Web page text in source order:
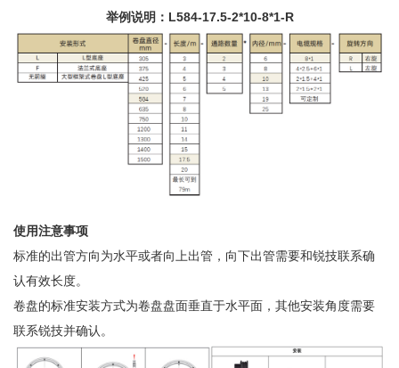
举例说明：L584-17.5-2*10-8*1-R
使用注意事项
标准的出管方向为水平或者向上出管，向下出管需要和锐技联系确
认有效长度。
卷盘的标准安装方式为卷盘盘面垂直于水平面，其他安装角度需要
联系锐技并确认。